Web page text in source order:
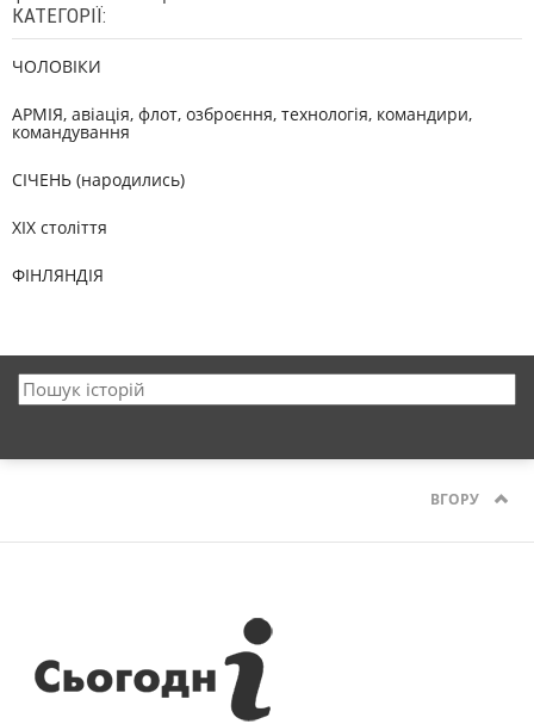
КАТЕГОРІЇ:
ЧОЛОВІКИ
АРМІЯ, авіація, флот, озброєння, технологія, командири,
командування
СІЧЕНЬ (народились)
XIX століття
ФІНЛЯНДІЯ
ВГОРУ